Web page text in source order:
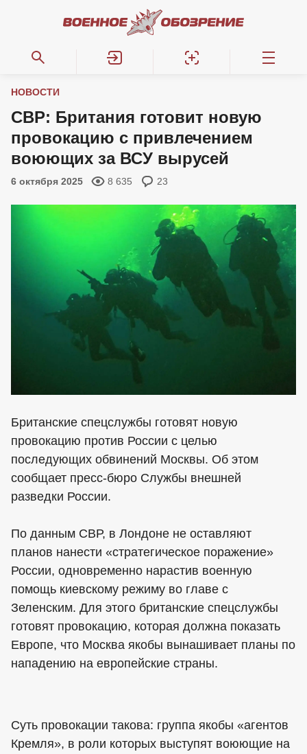
НОВОСТИ
СВР: Британия готовит новую
провокацию с привлечением
воюющих за ВСУ вырусей
6 октября 2025 8 635 23
Британские спецслужбы готовят новую
провокацию против России с целью
последующих обвинений Москвы. Об этом
сообщает пресс-бюро Службы внешней
разведки России.
По данным СВР, в Лондоне не оставляют
планов нанести «стратегическое поражение»
России, одновременно нарастив военную
помощь киевскому режиму во главе с
Зеленским. Для этого британские спецслужбы
готовят провокацию, которая должна показать
Европе, что Москва якобы вынашивает планы по
нападению на европейские страны.
Суть провокации такова: группа якобы «агентов
Кремля», в роли которых выступят воюющие на